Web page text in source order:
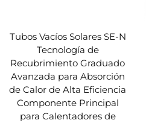
Tubos Vacíos Solares SE-N
Tecnología de
Recubrimiento Graduado
Avanzada para Absorción
de Calor de Alta Eficiencia
Componente Principal
para Calentadores de